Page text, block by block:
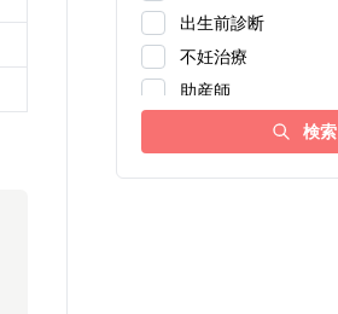
出生前診断
不妊治療
助産師
アドバンス助産師
女性医師
検索